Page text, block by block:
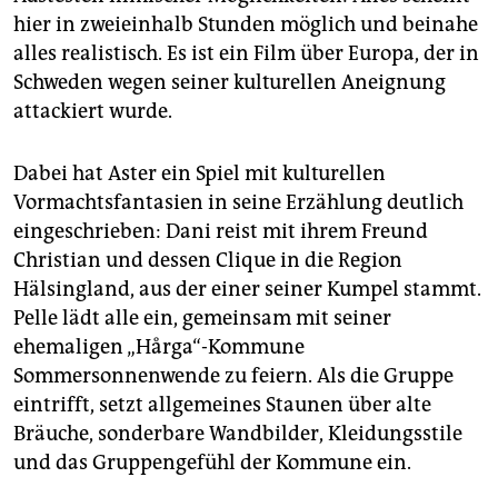
hier in zweieinhalb Stunden möglich und beinahe
alles realistisch. Es ist ein Film über Europa, der in
Schweden wegen seiner kulturellen Aneignung
attackiert wurde.
Dabei hat Aster ein Spiel mit kulturellen
Vormachtsfantasien in seine Erzählung deutlich
eingeschrieben: Dani reist mit ihrem Freund
Christian und dessen Clique in die Region
Hälsingland, aus der einer seiner Kumpel stammt.
Pelle lädt alle ein, gemeinsam mit seiner
ehemaligen „Hårga“-Kommune
Sommersonnenwende zu feiern. Als die Gruppe
eintrifft, setzt allgemeines Staunen über alte
Bräuche, sonderbare Wandbilder, Kleidungsstile
und das Gruppengefühl der Kommune ein.